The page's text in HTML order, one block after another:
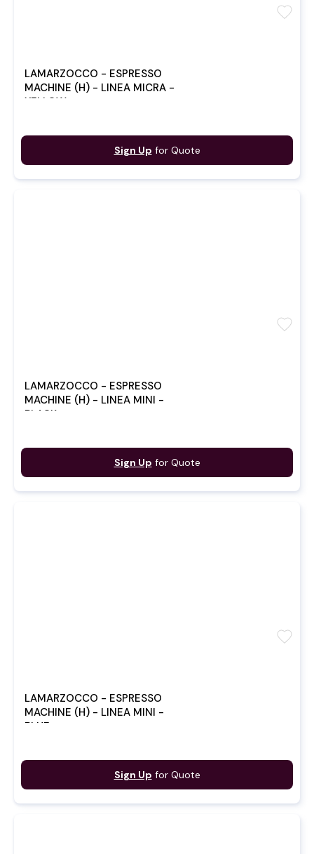
LAMARZOCCO - ESPRESSO
MACHINE (H) - LINEA MICRA -
YELLOW
Sign Up for Quote
favorite
LAMARZOCCO - ESPRESSO
MACHINE (H) - LINEA MINI -
BLACK
Sign Up for Quote
favorite
LAMARZOCCO - ESPRESSO
MACHINE (H) - LINEA MINI -
BLUE
Sign Up for Quote
favorite